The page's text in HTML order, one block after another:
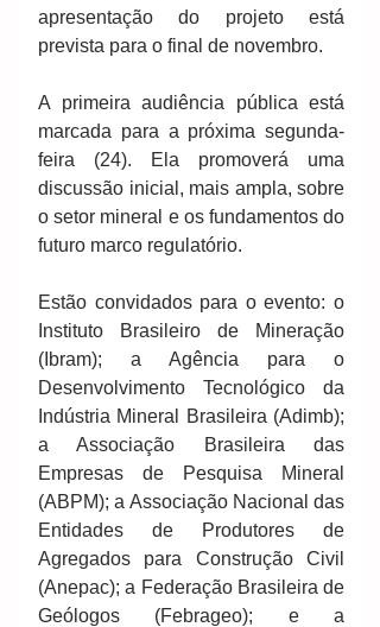
apresentação do projeto está
prevista para o final de novembro.
A primeira audiência pública está
marcada para a próxima segunda-
feira (24). Ela promoverá uma
discussão inicial, mais ampla, sobre
o setor mineral e os fundamentos do
futuro marco regulatório.
Estão convidados para o evento: o
Instituto Brasileiro de Mineração
(Ibram); a Agência para o
Desenvolvimento Tecnológico da
Indústria Mineral Brasileira (Adimb);
a Associação Brasileira das
Empresas de Pesquisa Mineral
(ABPM); a Associação Nacional das
Entidades de Produtores de
Agregados para Construção Civil
(Anepac); a Federação Brasileira de
Geólogos (Febrageo); e a